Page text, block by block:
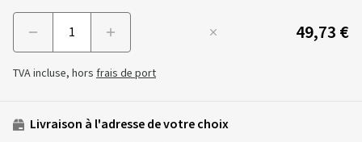
49,73 €
TVA incluse, hors frais de port
Livraison à l'adresse de votre choix